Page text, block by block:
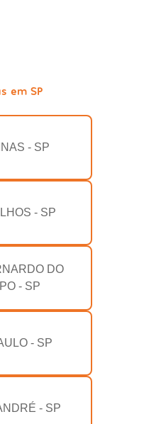
em SP
- SP
- SP
DO
- SP
- SP
- SP